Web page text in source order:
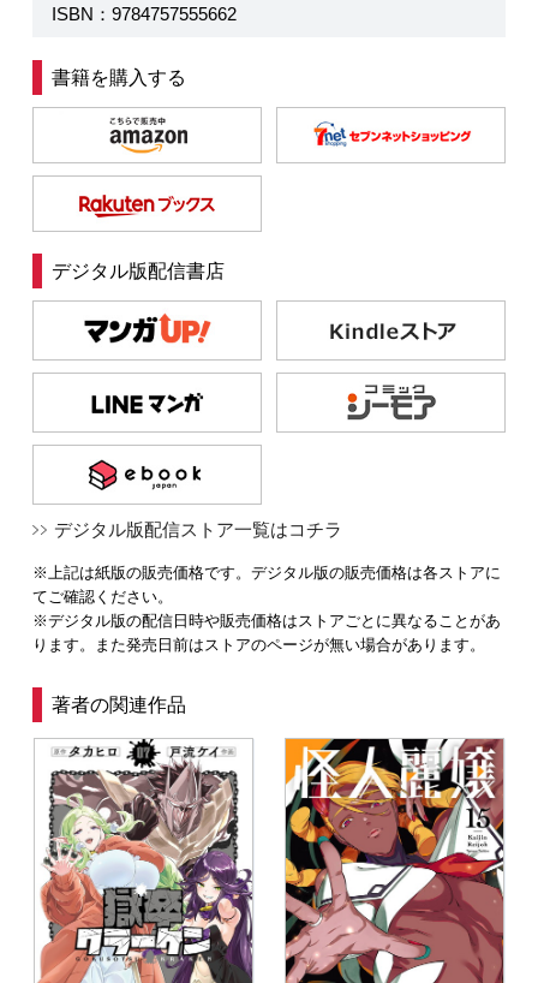
ISBN：9784757555662
書籍を購入する
デジタル版配信書店
デジタル版配信ストア一覧はコチラ
※上記は紙版の販売価格です。デジタル版の販売価格は各ストアに
てご確認ください。
※デジタル版の配信日時や販売価格はストアごとに異なることがあ
ります。また発売日前はストアのページが無い場合があります。
著者の関連作品